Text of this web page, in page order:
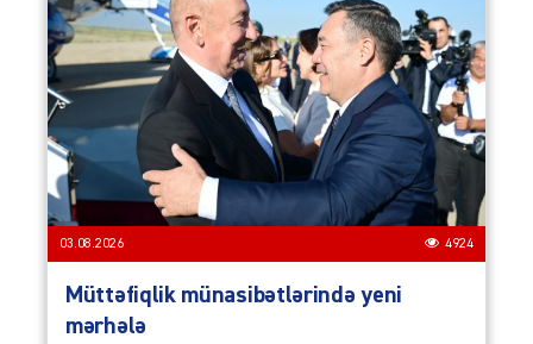
03.08.2026 4924
Müttəfiqlik münasibətlərində yeni
mərhələ